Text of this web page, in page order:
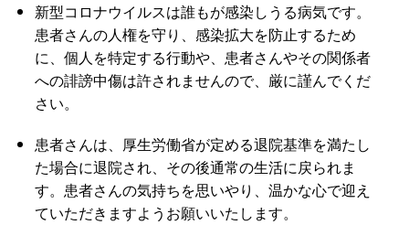
新型コロナウイルスは誰もが感染しうる病気です。
患者さんの人権を守り、感染拡大を防止するため
に、個人を特定する行動や、患者さんやその関係者
への誹謗中傷は許されませんので、厳に謹んでくだ
さい。
患者さんは、厚生労働省が定める退院基準を満たし
た場合に退院され、その後通常の生活に戻られま
す。患者さんの気持ちを思いやり、温かな心で迎え
ていただきますようお願いいたします。